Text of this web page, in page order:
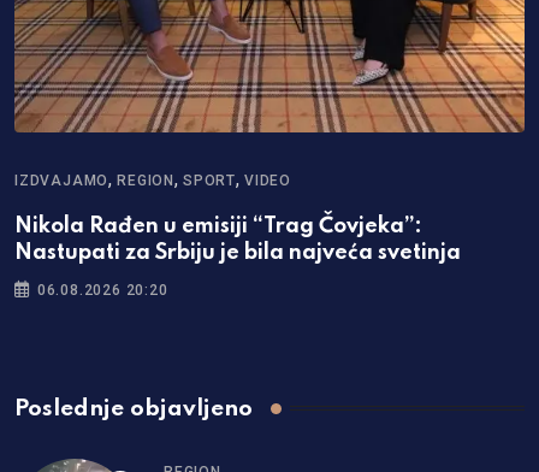
IZDVAJAMO,REGION,SPORT,VIDEO
Nikola Rađen u emisiji “Trag Čovjeka”:
Nastupati za Srbiju je bila najveća svetinja
06.08.2026 20:20
Poslednje objavljeno